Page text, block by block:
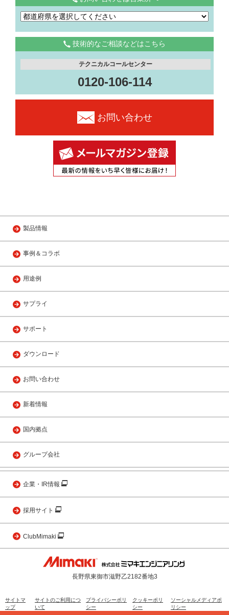
技術的なご相談などはこちら
テクニカルコールセンター
0120-106-114
お問い合わせ
製品情報
事例＆コラボ
用途例
サプライ
サポート
ダウンロード
お問い合わせ
新着情報
国内拠点
グループ会社
企業・IR情報
採用サイト
ClubMimaki
長野県東御市滋野乙2182番地3
サイトマ
ップ
サイトのご利用につ
いて
プライバシーポリ
シー
クッキーポリ
シー
ソーシャルメディアポ
リシー